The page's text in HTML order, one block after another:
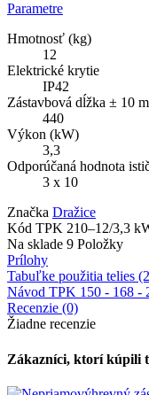
Parametre
Hmotnosť (kg)
12
Elektrické krytie
IP42
Zástavbová dĺžka ± 10
440
Výkon (kW)
3,3
Odporúčaná hodnota
3 x 10
Značka Dražice
Kód TPK 210–12/3,3
Na sklade 9 Položky
Prílohy
Tabuľke použitia telies
Návod TPK 150 - 168 -
Recenzie (0)
Žiadne recenzie
Zákazníci, ktorí kúpili